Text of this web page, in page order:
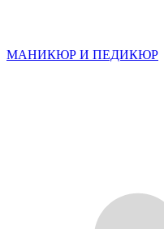
МАНИКЮР И ПЕДИКЮР